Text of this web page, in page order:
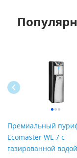
Премиальный
Ecomaster WL 7 с
газированной водой